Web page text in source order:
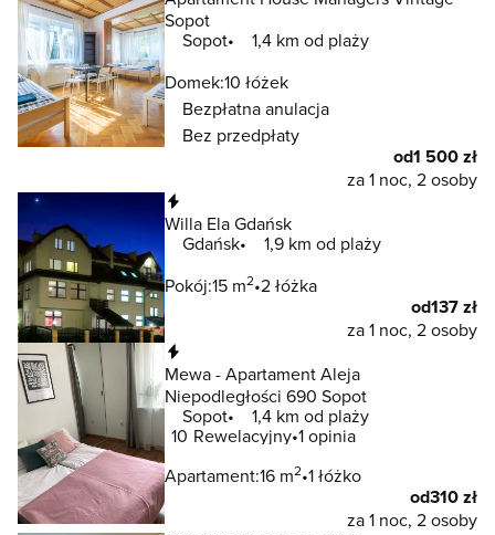
Sopot
Sopot
1,4 km od plaży
Domek:10 łóżek
Bezpłatna anulacja
Bez przedpłaty
od1 500 zł
za 1 noc, 2 osoby
Willa Ela Gdańsk
Gdańsk
1,9 km od plaży
Pokój:15 m2 2 łóżka
od137 zł
za 1 noc, 2 osoby
Mewa - Apartament Aleja
Niepodległości 690 Sopot
Sopot
1,4 km od plaży
10 Rewelacyjny 1 opinia
Apartament:16 m2 1 łóżko
od310 zł
za 1 noc, 2 osoby